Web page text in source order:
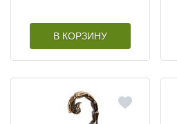
В КОРЗИНУ